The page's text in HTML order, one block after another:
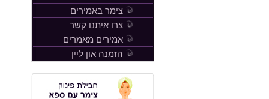
צימר באמירים
צרו איתנו קשר
אמירים מאמרים
הזמנה און ליין